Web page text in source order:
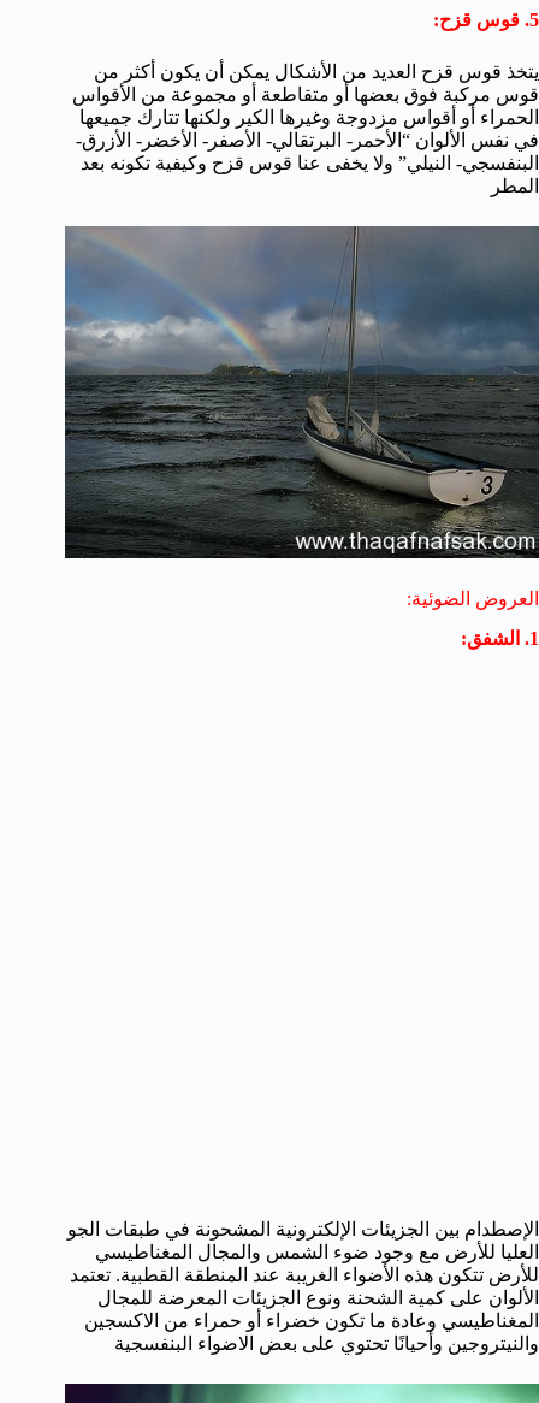
5. قوس قزح:
يتخذ قوس قزح العديد من الأشكال يمكن أن يكون أكثر من
قوس مركبة فوق بعضها أو متقاطعة أو مجموعة من الأقواس
الحمراء أو أقواس مزدوجة وغيرها الكير ولكنها تتارك جميعها
في نفس الألوان “الأحمر- البرتقالي- الأصفر- الأخضر- الأزرق-
البنفسجي- النيلي” ولا يخفى عنا قوس قزح وكيفية تكونه بعد
المطر
العروض الضوئية:
1. الشفق:
الإصطدام بين الجزيئات الإلكترونية المشحونة في طبقات الجو
العليا للأرض مع وجود ضوء الشمس والمجال المغناطيسي
للأرض تتكون هذه الأضواء الغريبة عند المنطقة القطبية. تعتمد
الألوان على كمية الشحنة ونوع الجزيئات المعرضة للمجال
المغناطيسي وعادة ما تكون خضراء أو حمراء من الاكسجين
والنيتروجين وأحيانًا تحتوي على بعض الاضواء البنفسجية